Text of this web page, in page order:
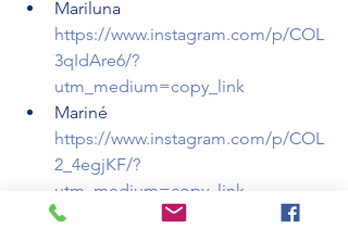
Mariluna
https://www.instagram.com/p/COL
3qIdAre6/?
utm_medium=copy_link
Mariné
https://www.instagram.com/p/COL
2_4egjKF/?
utm_medium=copy_link
Marianela